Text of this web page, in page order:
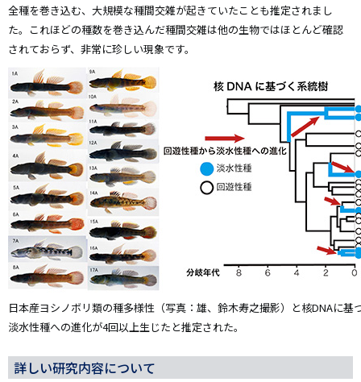
全種を巻き込む、大規模な種間交雑が起きていたことも推定されまし
た。これほどの種数を巻き込んだ種間交雑は他の生物ではほとんど確認
されておらず、非常に珍しい現象です。
日本産ヨシノボリ類の種多様性（写真：雄、鈴木寿之撮影）と核DNAに基
淡水性種への進化が4回以上生じたと推定された。
詳しい研究内容について